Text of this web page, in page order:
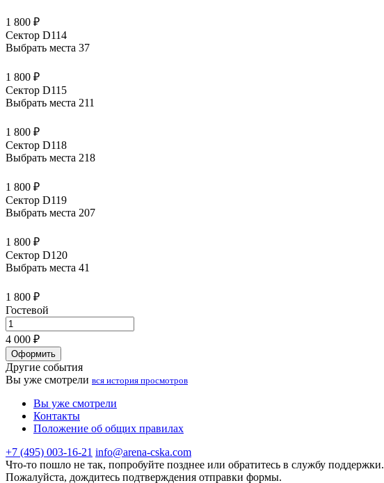
1 800 ₽
Сектор D114
Выбрать места 37
1 800 ₽
Сектор D115
Выбрать места 211
1 800 ₽
Сектор D118
Выбрать места 218
1 800 ₽
Сектор D119
Выбрать места 207
1 800 ₽
Сектор D120
Выбрать места 41
1 800 ₽
Гостевой
4 000 ₽
Оформить
Другие события
Вы уже смотрели вся история просмотров
Вы уже смотрели
Контакты
Положение об общих правилах
+7 (495) 003-16-21 info@arena-cska.com
Что-то пошло не так, попробуйте позднее или обратитесь в службу поддержки.
Пожалуйста, дождитесь подтверждения отправки формы.